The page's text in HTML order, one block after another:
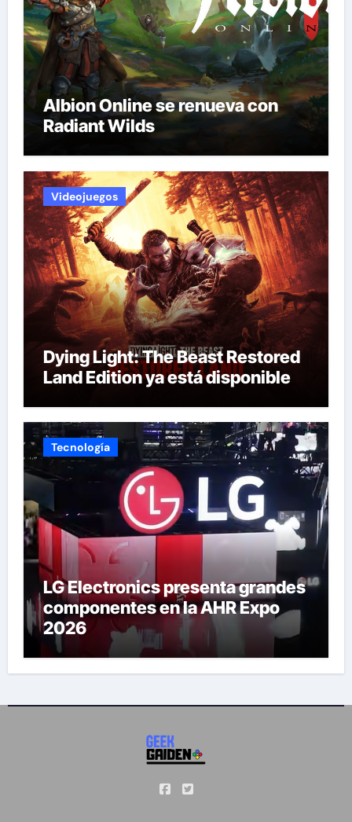
Albion Online se renueva con
Radiant Wilds
Videojuegos
Dying Light: The Beast Restored
Land Edition ya está disponible
Tecnología
LG Electronics presenta grandes
componentes en la AHR Expo
2026